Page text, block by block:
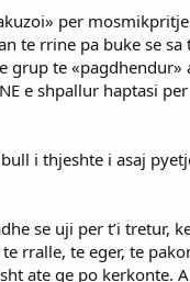
per mosmikpritje .
te rrine pa buke se
te
e shpallur haptasi
i thjeshte i asaj
se uji per t’i tretur,
rralle, te eger, te
ate qe po kerkonte.